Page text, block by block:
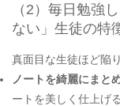
（2）毎日勉強
ない」生徒の特
真面目な生徒ほど陥
ノートを綺麗にまと
ートを美しく仕上げ